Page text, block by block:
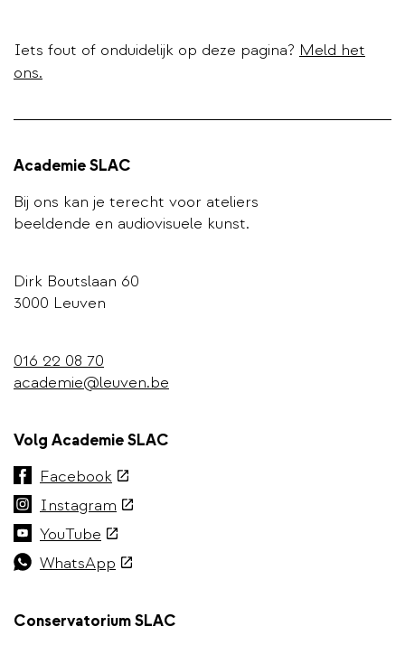
Iets fout of onduidelijk op deze pagina? Meld het
ons.
Academie SLAC
Bij ons kan je terecht voor ateliers
beeldende en audiovisuele kunst.
Dirk Boutslaan 60
3000 Leuven
016 22 08 70
academie@leuven.be
Volg Academie SLAC
Facebook(externe
link)
Instagram (externe
link)
YouTube (externe
link)
WhatsApp (externe
Conservatorium SLAC